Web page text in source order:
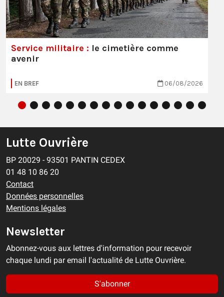
Service militaire : le cimetière comme
avenir
EN BREF 06/08/2026
Lutte Ouvrière
BP 20029 - 93501 PANTIN CEDEX
01 48 10 86 20
Contact
Données personnelles
Mentions légales
Newsletter
Abonnez-vous aux lettres d'information pour recevoir
chaque lundi par email l'actualité de Lutte Ouvrière.
S'abonner